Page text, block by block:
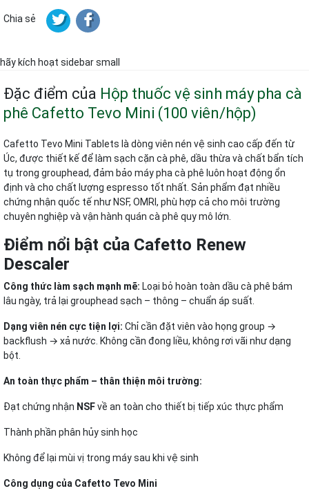
Chia sẻ
hãy kích hoạt sidebar small
Đặc điểm của Hộp thuốc vệ sinh máy pha cà
phê Cafetto Tevo Mini (100 viên/hộp)
Cafetto Tevo Mini Tablets là dòng viên nén vệ sinh cao cấp đến từ
Úc, được thiết kế để làm sạch cặn cà phê, dầu thừa và chất bẩn tích
tụ trong grouphead, đảm bảo máy pha cà phê luôn hoạt động ổn
định và cho chất lượng espresso tốt nhất. Sản phẩm đạt nhiều
chứng nhận quốc tế như NSF, OMRI, phù hợp cả cho môi trường
chuyên nghiệp và vận hành quán cà phê quy mô lớn.
Điểm nổi bật của Cafetto Renew
Descaler
Công thức làm sạch mạnh mẽ: Loại bỏ hoàn toàn dầu cà phê bám
lâu ngày, trả lại grouphead sạch – thông – chuẩn áp suất.
Dạng viên nén cực tiện lợi: Chỉ cần đặt viên vào họng group →
backflush → xả nước. Không cần đong liều, không rơi vãi như dạng
bột.
An toàn thực phẩm – thân thiện môi trường:
Đạt chứng nhận NSFvề an toàn cho thiết bị tiếp xúc thực phẩm
Thành phần phân hủy sinh học
Không để lại mùi vị trong máy sau khi vệ sinh
Công dụng của Cafetto Tevo Mini